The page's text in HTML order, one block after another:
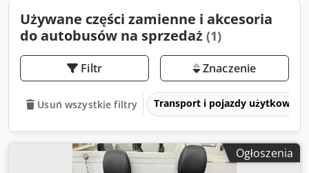
Używane części zamienne i akcesoria
do autobusów na sprzedaż (1)
Filtr Znaczenie
Usuń wszystkie filtry Transport i pojazdy użytkowe
Ogłoszenia